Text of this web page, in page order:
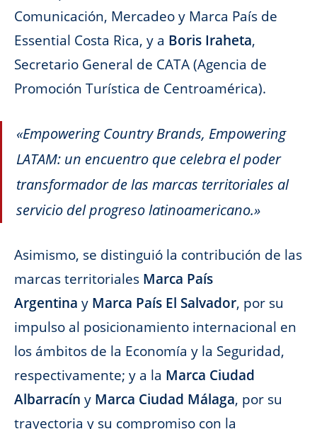
Comunicación, Mercadeo y Marca País de
Essential Costa Rica, y a Boris Iraheta,
Secretario General de CATA (Agencia de
Promoción Turística de Centroamérica).
«Empowering Country Brands, Empowering
LATAM: un encuentro que celebra el poder
transformador de las marcas territoriales al
servicio del progreso latinoamericano.»
Asimismo, se distinguió la contribución de las
marcas territoriales Marca País
Argentina y Marca País El Salvador, por su
impulso al posicionamiento internacional en
los ámbitos de la Economía y la Seguridad,
respectivamente; y a la Marca Ciudad
Albarracín y Marca Ciudad Málaga, por su
trayectoria y su compromiso con la